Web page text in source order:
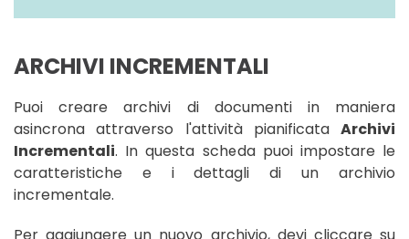
ARCHIVI INCREMENTALI
Puoi creare archivi di documenti in maniera
asincrona attraverso l'attività pianificata Archivi
Incrementali. In questa scheda puoi impostare le
caratteristiche e i dettagli di un archivio
incrementale.
Per aggiungere un nuovo archivio, devi cliccare su